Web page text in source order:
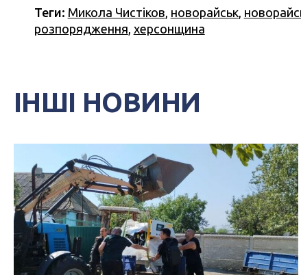
Теги: Микола Чистіков, новорайськ,
розпорядження, херсонщина
ІНШІ НОВИНИ